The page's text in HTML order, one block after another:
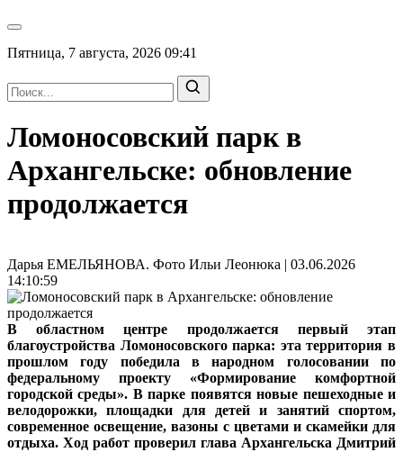
Пятница, 7 августа, 2026 09:41
Ломоносовский парк в
Архангельске: обновление
продолжается
Дарья ЕМЕЛЬЯНОВА. Фото Ильи Леонюка | 03.06.2026
14:10:59
В областном центре продолжается первый этап
благоустройства Ломоносовского парка: эта территория в
прошлом году победила в народном голосовании по
федеральному проекту «Формирование комфортной
городской среды». В парке появятся новые пешеходные и
велодорожки, площадки для детей и занятий спортом,
современное освещение, вазоны с цветами и скамейки для
отдыха. Ход работ проверил глава Архангельска Дмитрий